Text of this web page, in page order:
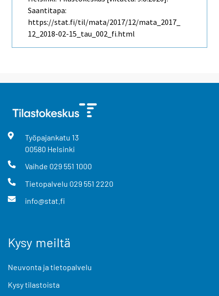
Saantitapa:
https://stat.fi/til/mata/2017/12/mata_2017_
12_2018-02-15_tau_002_fi.html
Työpajankatu 13
00580 Helsinki
Vaihde 029 551 1000
Tietopalvelu 029 551 2220
info@stat.fi
Kysy meiltä
Neuvonta ja tietopalvelu
Kysy tilastoista